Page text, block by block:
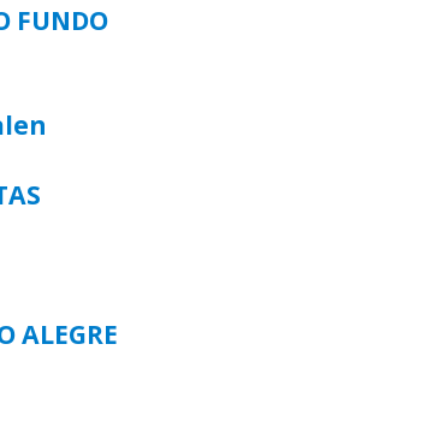
FUNDO
ALEGRE